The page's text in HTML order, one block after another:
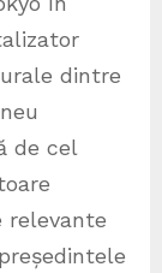
dintre
de cel
relevante